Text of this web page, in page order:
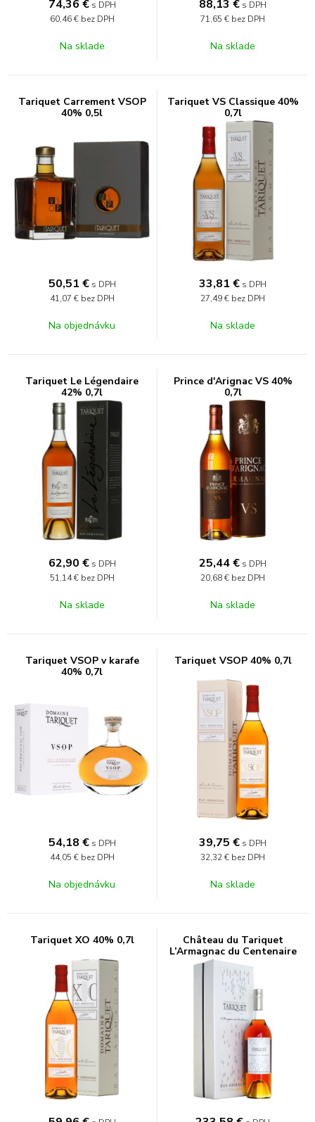
74,36 € s DPH
60,46 € bez DPH
Na sklade
88,13 € s DPH
71,65 € bez DPH
Na sklade
Tariquet Carrement VSOP
40% 0,5l
50,51 € s DPH
41,07 € bez DPH
Na objednávku
Tariquet VS Classique 40%
0,7l
33,81 € s DPH
27,49 € bez DPH
Na sklade
Tariquet Le Légendaire
42% 0,7l
62,90 € s DPH
51,14 € bez DPH
Na sklade
Prince d'Arignac VS 40%
0,7l
25,44€ s DPH
20,68 € bez DPH
Na sklade
Tariquet VSOP v karafe
40% 0,7l
54,18 € s DPH
44,05 € bez DPH
Na objednávku
Tariquet VSOP 40% 0,7l
39,75 € s DPH
32,32 € bez DPH
Na sklade
Tariquet XO 40% 0,7l
Château du Tariquet
L’Armagnac du Centenaire
53,5% 0,7l